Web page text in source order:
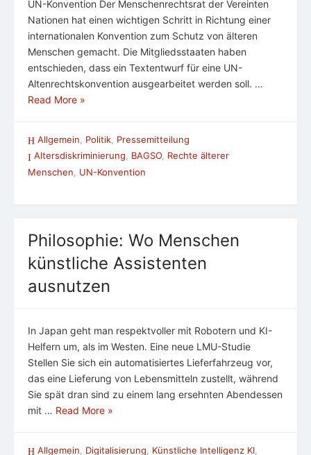
UN-Konvention Der Menschenrechtsrat der Vereinten
Nationen hat einen wichtigen Schritt in Richtung einer
internationalen Konvention zum Schutz von älteren
Menschen gemacht. Die Mitgliedsstaaten haben
entschieden, dass ein Textentwurf für eine UN-
Altenrechtskonvention ausgearbeitet werden soll. …
Read More »
Allgemein Politik Pressemitteilung
Altersdiskriminierung, BAGSO, Rechte älterer
Menschen
UN-Konvention
Philosophie: Wo Menschen
künstliche Assistenten
ausnutzen
In Japan geht man respektvoller mit Robotern und KI-
Helfern um, als im Westen. Eine neue LMU-Studie
Stellen Sie sich ein automatisiertes Lieferfahrzeug vor,
das eine Lieferung von Lebensmitteln zustellt, während
Sie spät dran sind zu einem lang ersehnten Abendessen
mit … Read More »
Allgemein Digitalisierung Künstliche Intelligenz KI